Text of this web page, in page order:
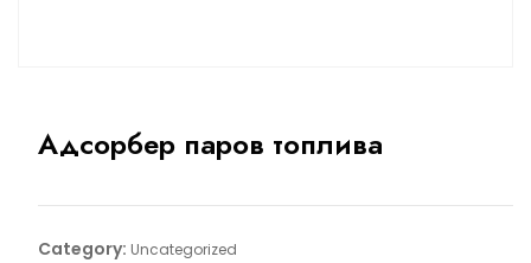
Адсорбер паров топлива
Category: Uncategorized